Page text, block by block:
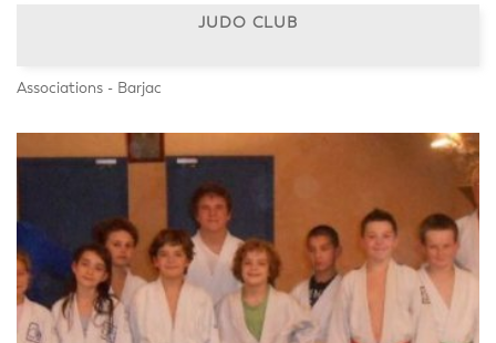
JUDO CLUB
Associations - Barjac